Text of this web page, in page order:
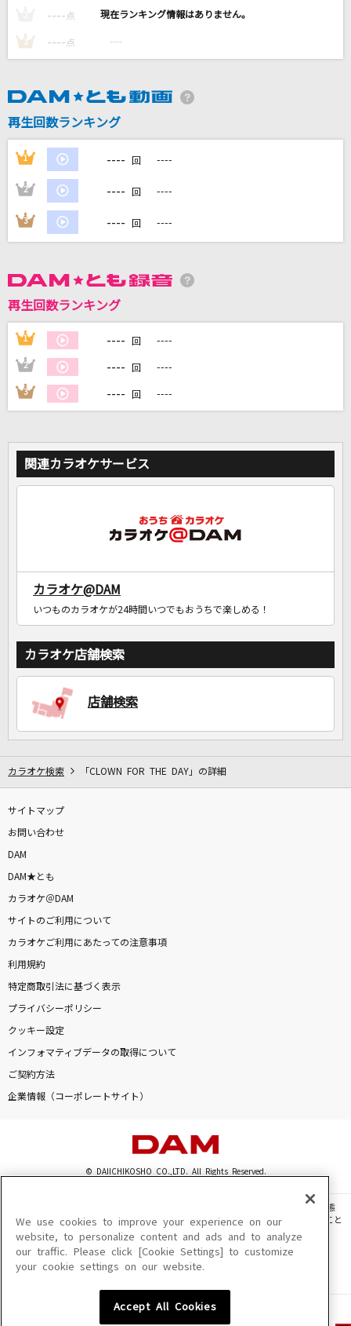
メバージョン)
[生音]なごり雪
イルカ
DAMの新曲・ランキングなど
カラオケ最新情報をチェック！
カラオケをもっと楽しもう！
家族や友達と一緒に！練習にも！
---- 点 ----
3 ---- 点 ----
再生回数ランキング
1 ---- 回 ----
2 ---- 回 ----
3 ---- 回 ----
再生回数ランキング
1 ---- 回 ----
2 ---- 回 ----
3 ---- 回 ----
関連カラオケサービス
カラオケ@DAM
いつものカラオケが24時間いつでもおうちで楽しめる！
カラオケ店舗検索
店舗検索
カラオケ検索 「CLOWN FOR THE DAY」の詳細
サイトマップ
お問い合わせ
DAM
DAM★とも
カラオケ＠DAM
サイトのご利用について
カラオケご利用にあたっての注意事項
利用規約
特定商取引法に基づく表示
プライバシーポリシー
クッキー設定
インフォマティブデータの取得について
ご契約方法
企業情報（コーポレートサイト）
© DAIICHIKOSHO CO.,LTD. All Rights Reserved.
このサイトに掲載されている一切の文章・画像・写真・動画・音声等を、手段や形態
を問わず、著作権法の定める範囲を超えて無断で複製、転載、ファイル化などすること
を禁じます。
楽曲及びコンテンツは、機種によりご利用いただけない場合があります。
楽曲及びコンテンツの配信日、配信内容が変更になる場合があります。
We use cookies to improve your experience on our
website, to personalize content and ads and to analyze
our traffic. Please click [Cookie Settings] to customize
your cookie settings on our website.
Accept All Cookies